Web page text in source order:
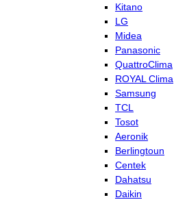
Kitano
LG
Midea
Panasonic
QuattroClima
ROYAL Clima
Samsung
TCL
Tosot
Aeronik
Berlingtoun
Centek
Dahatsu
Daikin